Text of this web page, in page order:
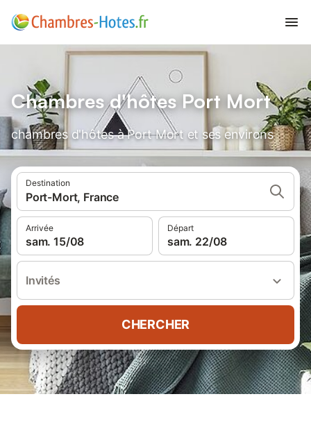
Chambres d'hôtes Port Mort
chambres d'hôtes à Port Mort et ses environs
Destination
Port-Mort, France
Arrivée
sam. 15/08
Départ
sam. 22/08
Invités
CHERCHER